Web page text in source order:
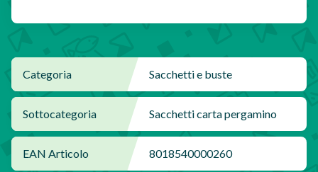
Categoria Sacchetti e buste
Sottocategoria Sacchetti carta pergamino
EAN Articolo 8018540000260